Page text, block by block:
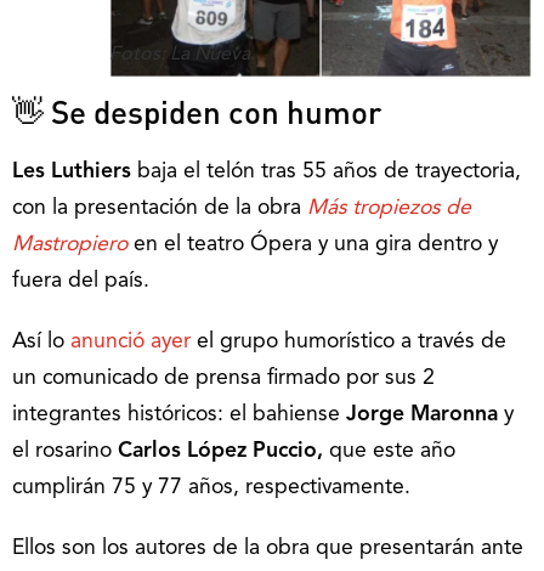
Fotos: La Nueva.
👋 Se despiden con humor
Les Luthiers baja el telón tras 55 años de trayectoria,
con la presentación de la obra Más tropiezos de
Mastropieroen el teatro Ópera y una gira dentro y
fuera del país.
Así lo anunció ayer el grupo humorístico a través de
un comunicado de prensa firmado por sus 2
integrantes históricos: el bahiense Jorge Maronna y
el rosarino Carlos López Puccio, que este año
cumplirán 75 y 77 años, respectivamente.
Ellos son los autores de la obra que presentarán ante